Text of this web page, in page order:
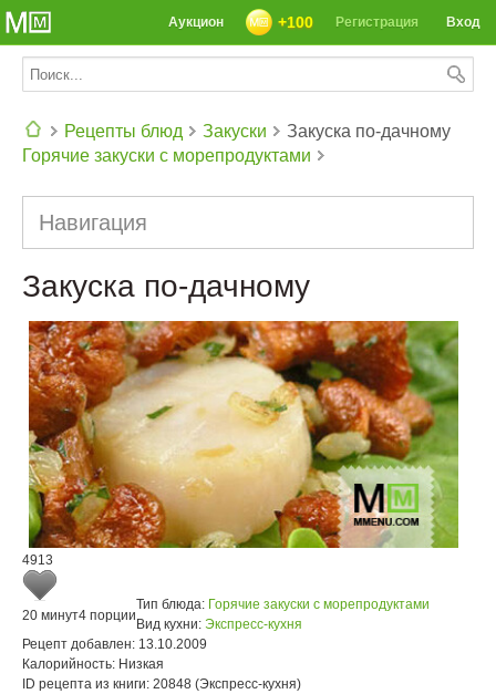
Вход
Регистрация
+100
Аукцион
Рецепты блюд
Закуски
Горячие закуски с морепродуктами
Закуска по-дачному
Навигация
Закуска по-дачному
4913
20 минут4 порции
Тип блюда: Горячие закуски с морепродуктами
Вид кухни: Экспресс-кухня
Рецепт добавлен: 13.10.2009
Калорийность: Низкая
ID рецепта из книги: 20848 (Экспресс-кухня)